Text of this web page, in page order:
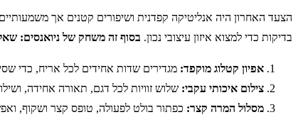
הצעד האחרון היה אנליטיקה קפדנית ושיפורים קטנים אך
בדיקות כדי למצוא איזון עיצובי נכון. בסוף זה משחק של ניואנסים:
אפיון קטלוג מוקפד: מגדירים שדות אחידים לכל אריח, כדי
צילום איכותי עקבי: שלוש זוויות לכל דגם, תאורה אחידה,
מסלול המרה קצר: כפתור בולט לפעולה, טופס קצר ושקוף,